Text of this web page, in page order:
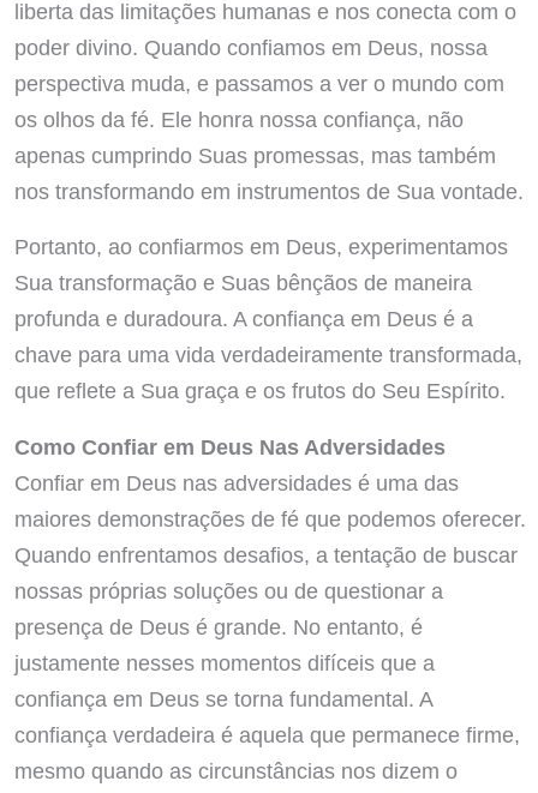
liberta das limitações humanas e nos conecta com o
poder divino. Quando confiamos em Deus, nossa
perspectiva muda, e passamos a ver o mundo com
os olhos da fé. Ele honra nossa confiança, não
apenas cumprindo Suas promessas, mas também
nos transformando em instrumentos de Sua vontade.
Portanto, ao confiarmos em Deus, experimentamos
Sua transformação e Suas bênçãos de maneira
profunda e duradoura. A confiança em Deus é a
chave para uma vida verdadeiramente transformada,
que reflete a Sua graça e os frutos do Seu Espírito.
Como Confiar em Deus Nas Adversidades
Confiar em Deus nas adversidades é uma das
maiores demonstrações de fé que podemos oferecer.
Quando enfrentamos desafios, a tentação de buscar
nossas próprias soluções ou de questionar a
presença de Deus é grande. No entanto, é
justamente nesses momentos difíceis que a
confiança em Deus se torna fundamental. A
confiança verdadeira é aquela que permanece firme,
mesmo quando as circunstâncias nos dizem o